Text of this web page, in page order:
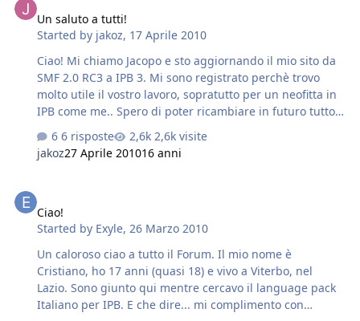
Un saluto a tutti!
Started by jakoz, 17 Aprile 2010
Ciao! Mi chiamo Jacopo e sto aggiornando il mio sito da
SMF 2.0 RC3 a IPB 3. Mi sono registrato perchè trovo
molto utile il vostro lavoro, sopratutto per un neofitta in
IPB come me.. Spero di poter ricambiare in futuro tutto
impressioni ho di IPB: tralasciando che mi è sempre
piaciuto, lo trovo davvero potente e stabile, ma
ora ho abbinanto la galleria IPB, ma grazie a voi sto
scoprendo tante mod interessanti..
6 risposte
2,6k visite
jakoz27 Aprile 201016 anni
Ciao!
Started by Exyle, 26 Marzo 2010
Un caloroso ciao a tutto il Forum. Il mio nome è
Cristiano, ho 17 anni (quasi 18) e vivo a Viterbo, nel
Lazio. Sono giunto qui mentre cercavo il language pack
Italiano per IPB. E che dire... mi complimento con